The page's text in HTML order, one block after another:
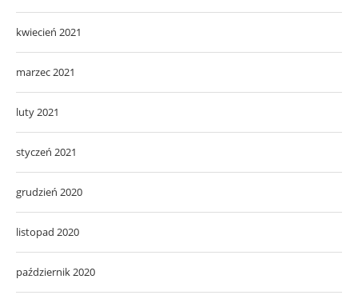
kwiecień 2021
marzec 2021
luty 2021
styczeń 2021
grudzień 2020
listopad 2020
październik 2020